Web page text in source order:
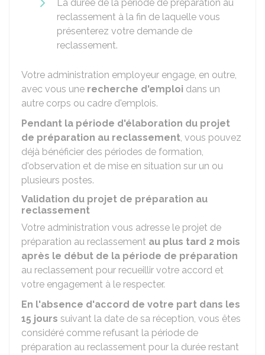
La durée de la période de préparation au
reclassement à la fin de laquelle vous
présenterez votre demande de
reclassement.
Votre administration employeur engage, en outre,
avec vous une recherche d'emploi dans un
autre corps ou cadre d'emplois.
Pendant la période d'élaboration du projet
de préparation au reclassement, vous pouvez
déjà bénéficier des périodes de formation,
d'observation et de mise en situation sur un ou
plusieurs postes.
Validation du projet de préparation au
reclassement
Votre administration vous adresse le projet de
préparation au reclassement au plus tard 2 mois
après le début de la période de préparation
au reclassement pour recueillir votre accord et
votre engagement à le respecter.
En l'absence d'accord de votre part dans les
15 jours suivant la date de sa réception, vous êtes
considéré comme refusant la période de
préparation au reclassement pour la durée restant